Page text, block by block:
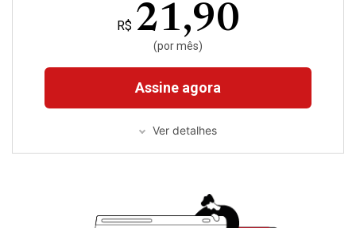
R$ 21,90
(por mês)
Assine agora
Ver detalhes